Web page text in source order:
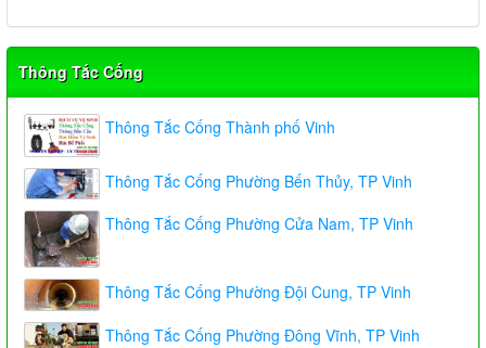
Thông Tắc Cống
Thông Tắc Cống Thành phố Vinh
Thông Tắc Cống Phường Bến Thủy, TP Vinh
Thông Tắc Cống Phường Cửa Nam, TP Vinh
Thông Tắc Cống Phường Đội Cung, TP Vinh
Thông Tắc Cống Phường Đông Vĩnh, TP Vinh